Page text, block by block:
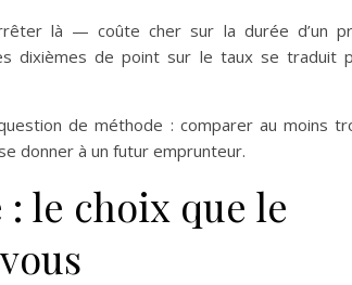
là — coûte cher sur la durée d’un
dixièmes de point sur le taux se traduit
de méthode : comparer au moins
donner à un futur emprunteur.
le choix que le